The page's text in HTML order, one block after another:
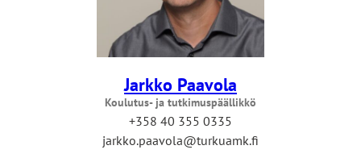
Jarkko Paavola
Koulutus- ja tutkimuspäällikkö
+358 40 355 0335
jarkko.paavola@turkuamk.fi